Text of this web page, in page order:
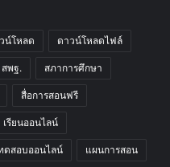
น์โหลด ดาวน์โหลดไฟล์
สพฐ. สภาการศึกษา
สื่อการสอนฟรี
เรียนออนไลน์
ดสอบออนไลน์ แผนการสอน